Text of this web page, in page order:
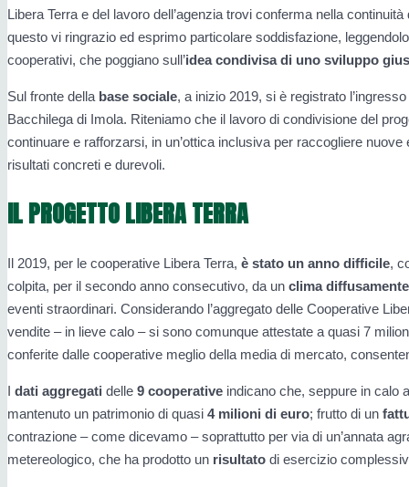
Libera Terra e del lavoro dell’agenzia trovi conferma nella
questo vi ringrazio ed esprimo particolare soddisfazione,
cooperativi, che poggiano sull’idea condivisa di uno sviluppo
Sul fronte della base sociale, a inizio 2019, si è registrato
Bacchilega di Imola. Riteniamo che il lavoro di condivisione del
continuare e rafforzarsi, in un’ottica inclusiva per raccogliere
risultati concreti e durevoli.
IL PROGETTO LIBERA TERRA
Il 2019, per le cooperative Libera Terra, è stato un anno difficile,
colpita, per il secondo anno consecutivo, da un clima
eventi straordinari. Considerando l’aggregato delle Cooperative
vendite – in lieve calo – si sono comunque attestate a quasi 7
conferite dalle cooperative meglio della media di mercato,
I dati aggregati delle 9 cooperative indicano che, seppure in calo
mantenuto un patrimonio di quasi 4 milioni di euro; frutto di un
contrazione – come dicevamo – soprattutto per via di un’annata
metereologico, che ha prodotto un risultato di esercizio